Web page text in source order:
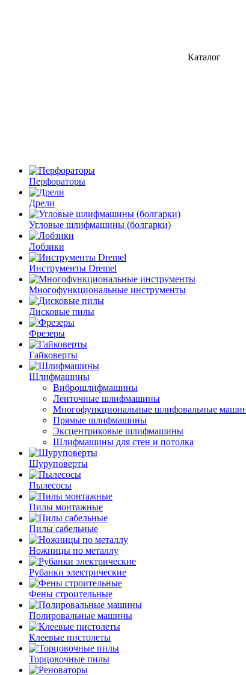
Каталог
Перфораторы
Дрели
Угловые шлифмашины (болгарки)
Лобзики
Инструменты Dremel
Многофункциональные инструменты
Дисковые пилы
Фрезеры
Гайковерты
Шлифмашины
Виброшлифмашины
Ленточные шлифмашины
Многофункциональные шлифовальные
Прямые шлифмашины
Эксцентриковые шлифмашины
Шлифмашины для стен и потолка
Шуруповерты
Пылесосы
Пилы монтажные
Пилы сабельные
Ножницы по металлу
Рубанки электрические
Фены строительные
Полировальные машины
Клеевые пистолеты
Торцовочные пилы